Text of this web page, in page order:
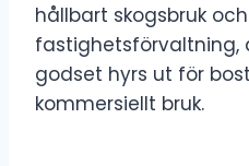
hållbart skogsbruk och
fastighetsförvaltning,
godset hyrs ut för
kommersiellt bruk.